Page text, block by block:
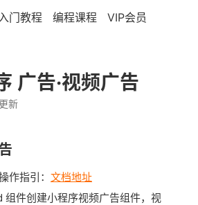
门教程 编程课程 VIP会员
广告·视频广告
新
作指引： 文档地址
组件创建小程序视频广告组件，视